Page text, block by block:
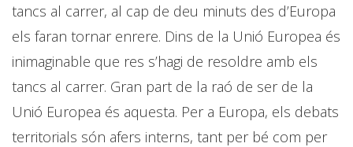
tancs al carrer, al cap de deu minuts des d’Europa
els faran tornar enrere. Dins de la Unió Europea és
inimaginable que res s’hagi de resoldre amb els
tancs al carrer. Gran part de la raó de ser de la
Unió Europea és aquesta. Per a Europa, els debats
territorials són afers interns, tant per bé com per